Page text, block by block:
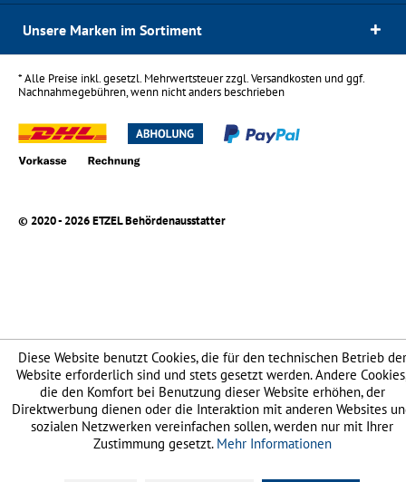
Unsere Marken im Sortiment
* Alle Preise inkl. gesetzl. Mehrwertsteuer zzgl.Versandkostenund ggf.
Nachnahmegebühren, wenn nicht anders beschrieben
© 2020 - 2026 ETZEL Behördenausstatter
Diese Website benutzt Cookies, die für den technischen Betrieb der
Website erforderlich sind und stets gesetzt werden. Andere
die den Komfort bei Benutzung dieser Website erhöhen, der
Direktwerbung dienen oder die Interaktion mit anderen Websites
sozialen Netzwerken vereinfachen sollen, werden nur mit Ihrer
Zustimmung gesetzt. Mehr Informationen